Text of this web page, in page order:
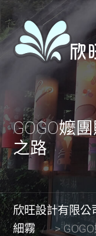
GOGO嬤
之路
欣旺設計有限公
細霧
>